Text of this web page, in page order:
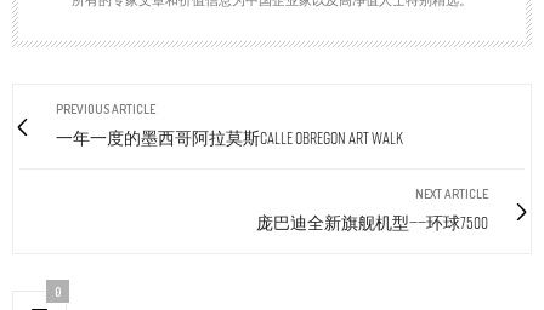
PREVIOUS ARTICLE
一年一度的墨西哥阿拉莫斯CALLE OBREGON ART WALK
NEXT ARTICLE
庞巴迪全新旗舰机型——环球7500
0